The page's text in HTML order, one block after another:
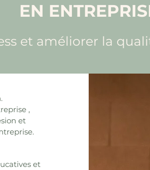
EN
et améliorer la
,
et
et